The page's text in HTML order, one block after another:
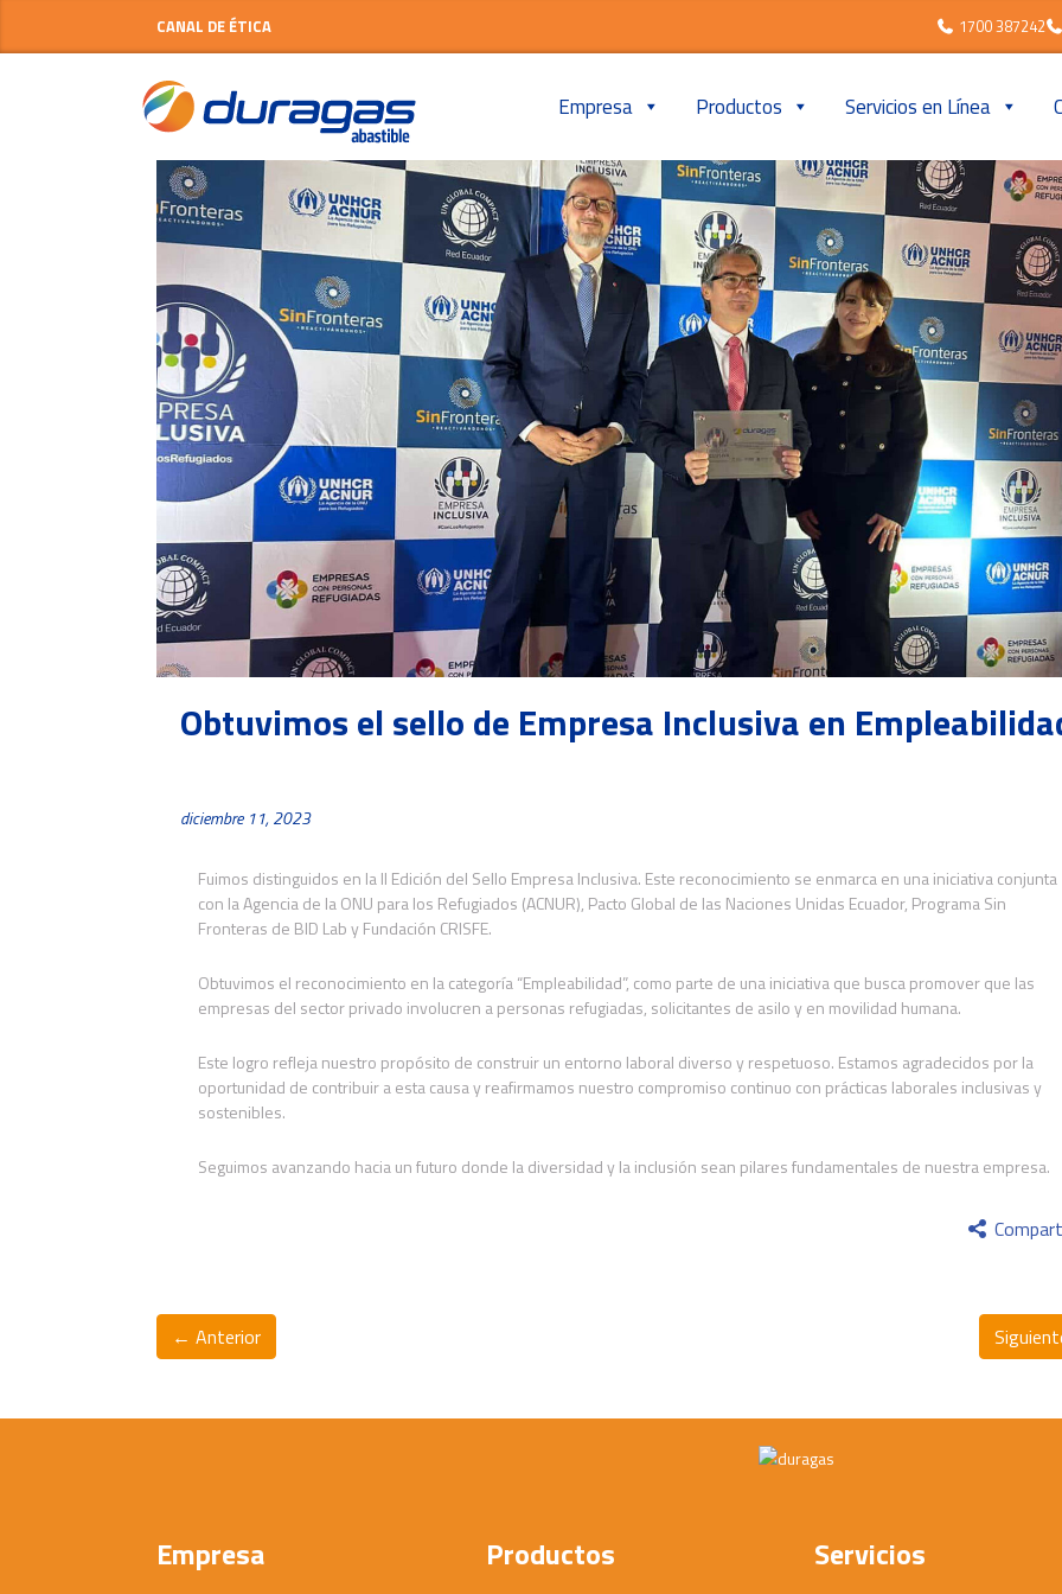
CANAL DE ÉTICA 1700 387242
Empresa Productos Servicios en Línea
Obtuvimos el sello de Empresa Inclusiva en
diciembre 11, 2023
Fuimos distinguidos en la II Edición del Sello Empresa Inclusiva. Este reconocimiento se enmarca en una iniciativa conjunta
con la Agencia de la ONU para los Refugiados (ACNUR), Pacto Global de las Naciones Unidas Ecuador, Programa Sin
Fronteras de BID Lab y Fundación CRISFE.
Obtuvimos el reconocimiento en la categoría “Empleabilidad”, como parte de una iniciativa que busca promover que las
empresas del sector privado involucren a personas refugiadas, solicitantes de asilo y en movilidad humana.
Este logro refleja nuestro propósito de construir un entorno laboral diverso y respetuoso. Estamos agradecidos por la
oportunidad de contribuir a esta causa y reafirmamos nuestro compromiso continuo con prácticas laborales inclusivas y
sostenibles.
Seguimos avanzando hacia un futuro donde la diversidad y la inclusión sean pilares fundamentales de nuestra empresa.
← Anterior
Empresa Productos Servicios